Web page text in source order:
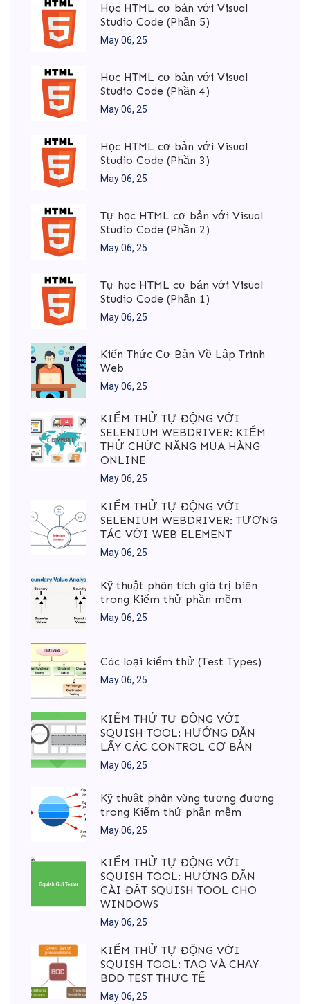
Học HTML cơ bản với Visual
Studio Code (Phần 5)
May 06, 25
Học HTML cơ bản với Visual
Studio Code (Phần 4)
May 06, 25
Học HTML cơ bản với Visual
Studio Code (Phần 3)
May 06, 25
Tự học HTML cơ bản với Visual
Studio Code (Phần 2)
May 06, 25
Tự học HTML cơ bản với Visual
Studio Code (Phần 1)
May 06, 25
Kiến Thức Cơ Bản Về Lập Trình
Web
May 06, 25
KIỂM THỬ TỰ ĐỘNG VỚI
SELENIUM WEBDRIVER: KIỂM
THỬ CHỨC NĂNG MUA HÀNG
ONLINE
May 06, 25
KIỂM THỬ TỰ ĐỘNG VỚI
SELENIUM WEBDRIVER: TƯƠNG
TÁC VỚI WEB ELEMENT
May 06, 25
Kỹ thuật phân tích giá trị biên
trong Kiểm thử phần mềm
May 06, 25
Các loại kiểm thử (Test Types)
May 06, 25
KIỂM THỬ TỰ ĐỘNG VỚI
SQUISH TOOL: HƯỚNG DẪN
LẤY CÁC CONTROL CƠ BẢN
May 06, 25
Kỹ thuật phân vùng tương đương
trong Kiểm thử phần mềm
May 06, 25
KIỂM THỬ TỰ ĐỘNG VỚI
SQUISH TOOL: HƯỚNG DẪN
CÀI ĐẶT SQUISH TOOL CHO
WINDOWS
May 06, 25
KIỂM THỬ TỰ ĐỘNG VỚI
SQUISH TOOL: TẠO VÀ CHẠY
BDD TEST THỰC TẾ
May 06, 25